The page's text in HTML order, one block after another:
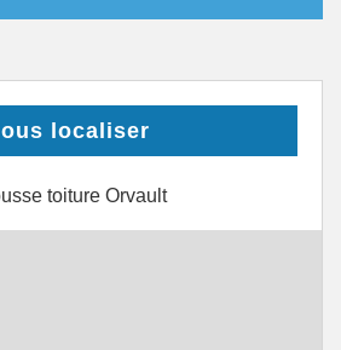
localiser
toiture Orvault